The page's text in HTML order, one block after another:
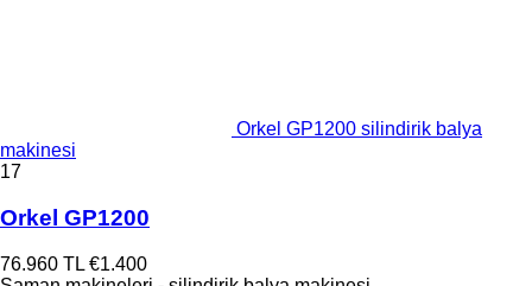
Orkel GP1200 silindirik balya
makinesi
17
Orkel GP1200
76.960 TL €1.400